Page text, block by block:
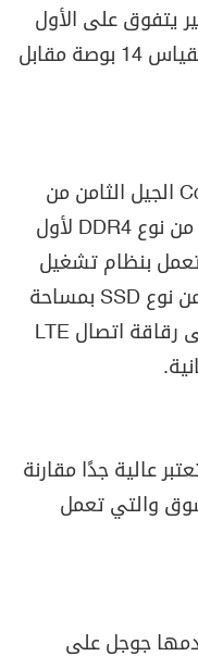
يتفوق على الأول
من ناحية قياس الشاشة، فيأتي بقياس 14 بوصة مقابل
الجيل الثامن من
DDR4 لأول
تعمل بنظام تشغيل
نوع SSD بمساحة
LTE
عالية جدًا مقارنة
والتي تعمل
جوجل على